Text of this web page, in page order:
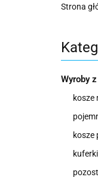
Strona
Wyroby
kosze
kosze